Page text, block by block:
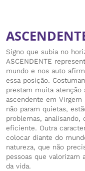
Signo que subia no
ASCENDENTE
mundo e nos auto
essa posição.
prestam muita atenção
ascendente em
não param quietas,
problemas, analisando,
eficiente. Outra
colocar diante do
natureza, que não
pessoas que valorizam
da vida.